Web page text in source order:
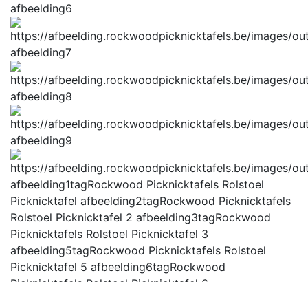
afbeelding6
afbeelding7
afbeelding8
afbeelding9
afbeelding1tagRockwood Picknicktafels Rolstoel
Picknicktafel afbeelding2tagRockwood Picknicktafels
Rolstoel Picknicktafel 2 afbeelding3tagRockwood
Picknicktafels Rolstoel Picknicktafel 3
afbeelding5tagRockwood Picknicktafels Rolstoel
Picknicktafel 5 afbeelding6tagRockwood